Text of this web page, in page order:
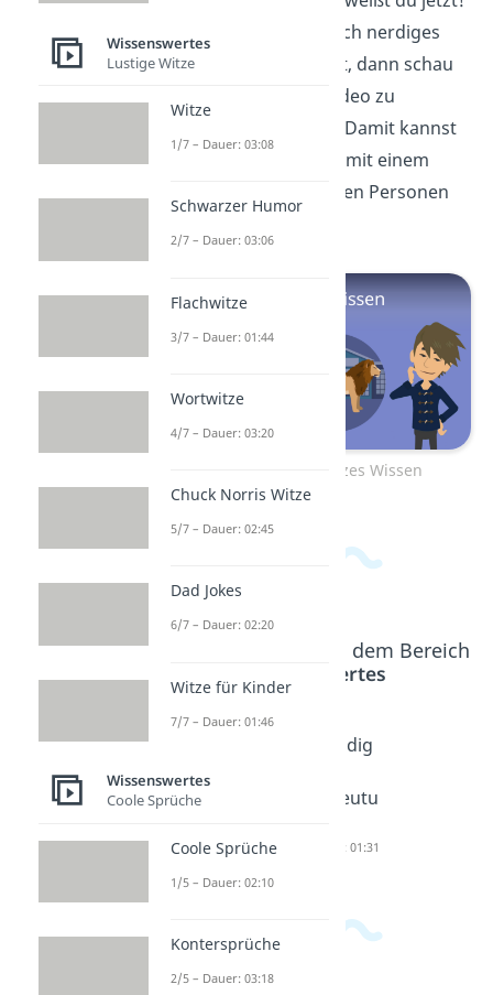
Wenn du dir selber auch nerdiges
Wissen aneignen willst, dann schau
unser Video zu
an. Damit kannst
du in einem Gespräch mit einem
Nerd oder auch anderen Personen
Zum Video: Unnützes Wissen
Beliebte Inhalte aus dem Bereich
Wissenswertes
Politik?
Dauer: 03:57
Paradig
Bedeutu
Dauer: 01:31
Wissenswertes
Lustige Witze
Witze
1/7 – Dauer: 03:08
Schwarzer Humor
2/7 – Dauer: 03:06
Flachwitze
3/7 – Dauer: 01:44
Wortwitze
4/7 – Dauer: 03:20
Chuck Norris Witze
5/7 – Dauer: 02:45
Dad Jokes
6/7 – Dauer: 02:20
Witze für Kinder
7/7 – Dauer: 01:46
Wissenswertes
Coole Sprüche
Coole Sprüche
1/5 – Dauer: 02:10
Kontersprüche
2/5 – Dauer: 03:18